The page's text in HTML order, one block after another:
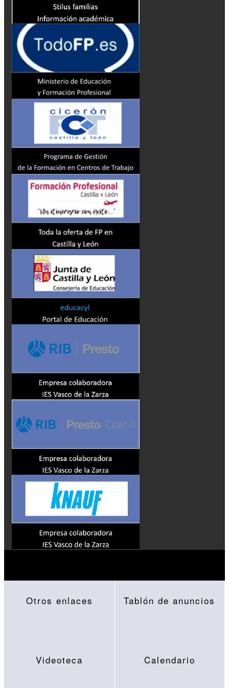
Otros enlaces Tablón de anuncios
Videoteca Calendario